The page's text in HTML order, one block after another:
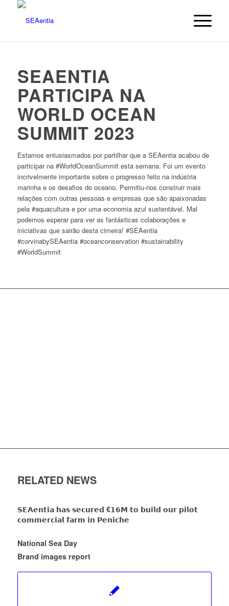
SEAENTIA
PARTICIPA NA
WORLD OCEAN
SUMMIT 2023
Estamos entusiasmados por partilhar que a SEAentia acabou de
participar na #WorldOceanSummit esta semana. Foi um evento
incrivelmente importante sobre o progresso feito na indústria
marinha e os desafios do oceano. Permitiu-nos construir mais
relações com outras pessoas e empresas que são apaixonadas
pela #aquacultura e por uma economia azul sustentável. Mal
podemos esperar para ver as fantásticas colaborações e
iniciativas que sairão desta cimeira! #SEAentia
#corvinabySEAentia #oceanconservation #sustainability
#WorldSummit
RELATED NEWS
𝗦𝗘𝗔𝗲𝗻𝘁𝗶𝗮 𝗵𝗮𝘀 𝘀𝗲𝗰𝘂𝗿𝗲𝗱 €𝟭𝟲𝗠 𝘁𝗼 𝗯𝘂𝗶𝗹𝗱 𝗼𝘂𝗿 𝗽𝗶𝗹𝗼𝘁
𝗰𝗼𝗺𝗺𝗲𝗿𝗰𝗶𝗮𝗹 𝗳𝗮𝗿𝗺 𝗶𝗻 𝗣𝗲𝗻𝗶𝗰𝗵𝗲
National Sea Day
Brand images report